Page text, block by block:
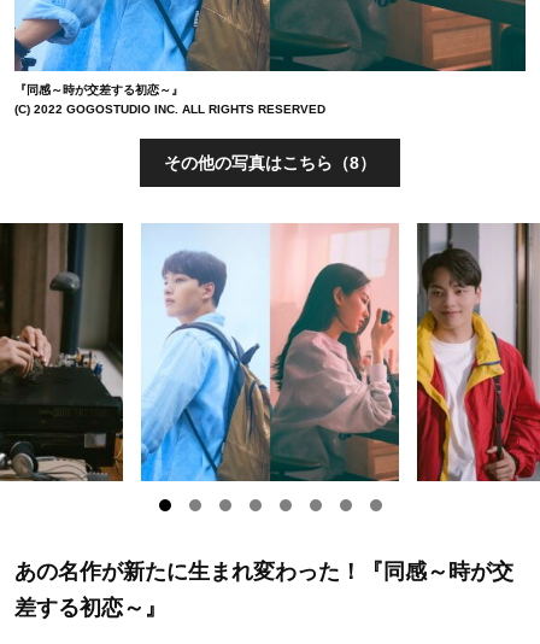
『同感～時が交差する初恋～』
(C) 2022 GOGOSTUDIO INC. ALL RIGHTS RESERVED
その他の写真はこちら（8）
あの名作が新たに生まれ変わった！『同感～時が交
差する初恋～』